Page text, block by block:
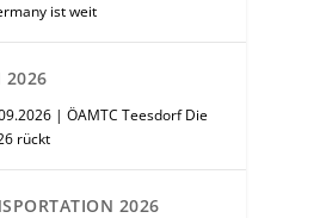
ist weit
2026
| ÖAMTC Teesdorf Die
rückt
2026